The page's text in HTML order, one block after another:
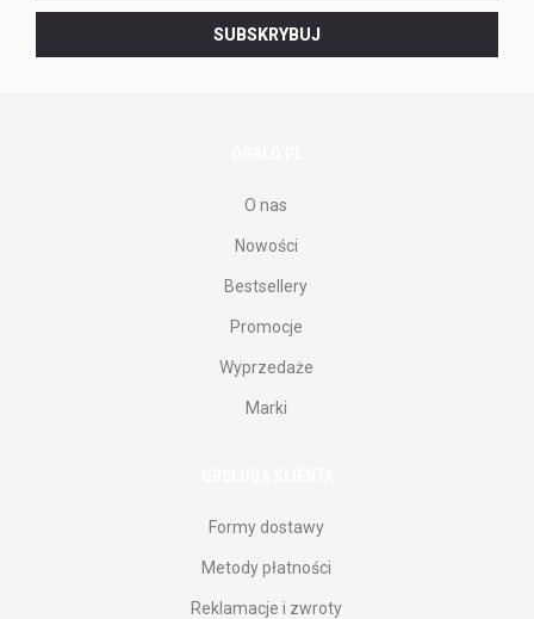
do
newslettera.
SUBSKRYBUJ
O nas
Nowości
Bestsellery
Promocje
Wyprzedaże
Marki
Formy dostawy
Metody płatności
Reklamacje i zwroty